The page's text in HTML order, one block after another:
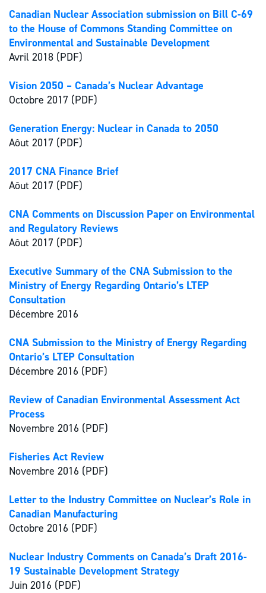
Canadian Nuclear Association submission on Bill C-69
to the House of Commons Standing Committee on
Environmental and Sustainable Development
Avril 2018 (PDF)
Vision 2050 – Canada’s Nuclear Advantage
Octobre 2017 (PDF)
Generation Energy: Nuclear in Canada to 2050
Aôut 2017 (PDF)
2017 CNA Finance Brief
Aôut 2017 (PDF)
CNA Comments on Discussion Paper on Environmental
and Regulatory Reviews
Aôut 2017 (PDF)
Executive Summary of the CNA Submission to the
Ministry of Energy Regarding Ontario’s LTEP
Consultation
Décembre 2016
CNA Submission to the Ministry of Energy Regarding
Ontario’s LTEP Consultation
Décembre 2016 (PDF)
Review of Canadian Environmental Assessment Act
Process
Novembre 2016 (PDF)
Fisheries Act Review
Novembre 2016 (PDF)
Letter to the Industry Committee on Nuclear’s Role in
Canadian Manufacturing
Octobre 2016 (PDF)
Nuclear Industry Comments on Canada’s Draft 2016-
19 Sustainable Development Strategy
Juin 2016 (PDF)